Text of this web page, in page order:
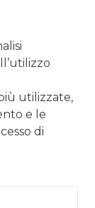
utilizzate,
e le
di